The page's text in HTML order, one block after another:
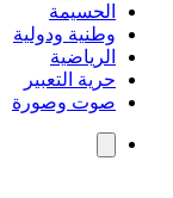
الحسيمة
وطنية ودولية
الرياضية
حرية التعبير
صوت وصورة